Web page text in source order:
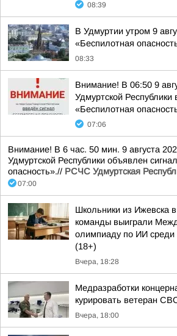
08:39
В Удмуртии утром 9
«Беспилотная
08:33
Внимание! В 06:50 9
Удмуртской Республики
«Беспилотная
07:06
Внимание! В 6 час. 50 мин. 9 августа
Удмуртской Республики объявлен
опасность».// РСЧС Удмуртская
07:00
Школьники из Ижевска в
команды выиграли
олимпиаду по ИИ среди
(18+)
Вчера, 18:28
Медразработки
курировать ветеран
Вчера, 18:00